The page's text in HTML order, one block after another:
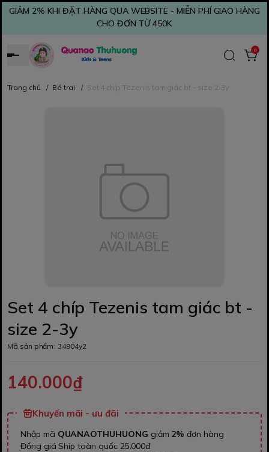
GIẢM 2% KHI ĐẶT HÀNG QUA WEBSITE - MIỄN PHÍ GIAO HÀNG
CHO ĐƠN TỪ 450K
0
Trang chủ / Bé trai / Set 4 chíp Tezenis tam giác bt - size 2-3y
Set 4 chíp Tezenis tam giác bt -
size 2-3y
Mã sản phẩm: 34904y2
140.000₫
Khuyến mãi - ưu đãi
Nhập mã QUANAOTHUHUONG giảm 2% đơn hàng
Đồng giá Ship toàn quốc 25.000đ